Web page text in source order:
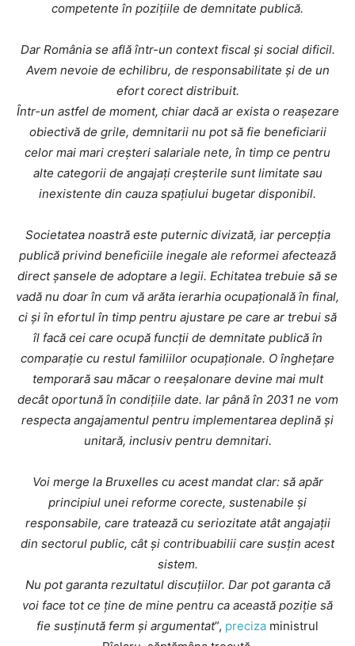
competente în pozițiile de demnitate publică.
Dar România se află într-un context fiscal și social dificil.
Avem nevoie de echilibru, de responsabilitate și de un
efort corect distribuit.
Într-un astfel de moment, chiar dacă ar exista o reașezare
obiectivă de grile, demnitarii nu pot să fie beneficiarii
celor mai mari creșteri salariale nete, în timp ce pentru
alte categorii de angajați creșterile sunt limitate sau
inexistente din cauza spațiului bugetar disponibil.
Societatea noastră este puternic divizată, iar percepția
publică privind beneficiile inegale ale reformei afectează
direct șansele de adoptare a legii. Echitatea trebuie să se
vadă nu doar în cum vă arăta ierarhia ocupațională în final,
ci și în efortul în timp pentru ajustare pe care ar trebui să
îl facă cei care ocupă funcții de demnitate publică în
comparație cu restul familiilor ocupaționale. O înghețare
temporară sau măcar o reeșalonare devine mai mult
decât oportună în condițiile date. Iar până în 2031 ne vom
respecta angajamentul pentru implementarea deplină și
unitară, inclusiv pentru demnitari.
Voi merge la Bruxelles cu acest mandat clar: să apăr
principiul unei reforme corecte, sustenabile și
responsabile, care tratează cu seriozitate atât angajații
din sectorul public, cât și contribuabilii care susțin acest
sistem.
Nu pot garanta rezultatul discuțiilor. Dar pot garanta că
voi face tot ce ține de mine pentru ca această poziție să
fie susținută ferm și argumentat”, preciza ministrul